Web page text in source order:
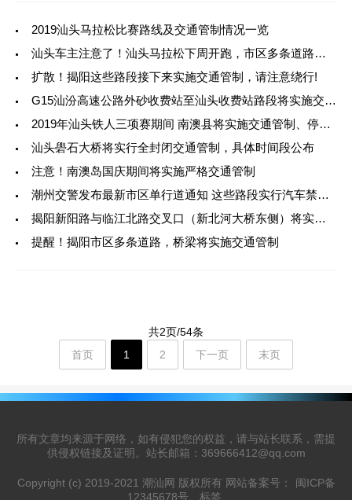
2019汕头马拉松比赛路线及交通管制情况一览
汕头车主注意了！汕头马拉松下周开跑，市区多条道路将实施交通管制！出行请
扩散！揭阳这些路段接下来实施交通管制，请注意绕行!
G15汕汾高速公路外砂收费站至汕头收费站路段将实施交通管制
2019年汕头铁人三项赛期间 南澳县将实施交通管制、停车管制、行人管制！
汕头礐石大桥将实行全封闭交通管制，具体时间段公布
注意！南澳岛国庆期间将实施严格交通管制
潮州交警发布最新市区单行道通知 这些路段实行汽车禁行交通管制！
揭阳新阳路与临江北路交叉口（新北河大桥东侧）将实施交通管制
提醒！揭阳市区多条道路，桥梁将实施交通管制
共2页/54条
首页
1 2 下一页 末页
所有文章均来源于网络，如有侵犯您的权益，请与站长联系，需提
供侵权链接及证明。站长邮箱：369666412@qq.com
Copyright (c) 2019-2021 潮汕网 版权所有 网站备案号：
闽ICP备
12345678号
标签